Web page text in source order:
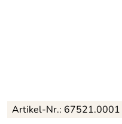
Artikel-Nr.: 67521.0001